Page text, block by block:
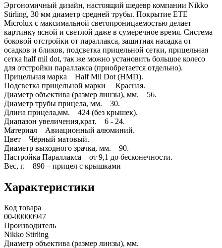
Эргономичный дизайн, настоящий шедевр компании Nikko
Stirling, 30 мм диаметр средней трубы. Покрытие ETE
Microlux с максимальной светопроницаемостью делает
картинку ясной и светлой даже в сумеречное время. Система
боковой отстройки от параллакса, защитная насадка от
осадков и бликов, подсветка прицельной сетки, прицельная
сетка half mil dot, так же можно установить большое колесо
для отстройки параллакса (приобретается отдельно).
Прицельная марка Half Mil Dot (НМD).
Подсветка прицельной марки Красная.
Диаметр объектива (размер линзы), мм. 56.
Диаметр трубы прицела, мм. 30.
Длина прицела,мм. 424 (без крышек).
Диапазон увеличения,крат. 6 - 24.
Материал Авиационный алюминий.
Цвет Чёрный матовый.
Диаметр выходного зрачка, мм. 90.
Настройка Параллакса от 9,1 до бесконечности.
Вес, г. 890 – прицел с крышками
Характеристики
Код товара
00-00000947
Производитель
Nikko Stirling
Диаметр объектива (размер линзы), мм.